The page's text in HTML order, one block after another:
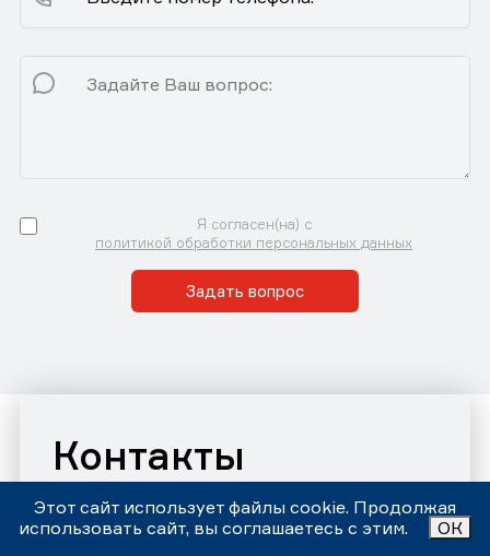
Я согласен(на) с
политикой обработки персональных данных
Задать вопрос
Контакты
Автосервис «Центр Правильного Обслуживания»
Принимаем звонки и заявки с 9:00 до 21:00 Ежедневно
Номер телефона: +7 (343)302-17-80
Этот сайт использует файлы cookie. Продолжая
использовать сайт, вы соглашаетесь с этим.
ОК